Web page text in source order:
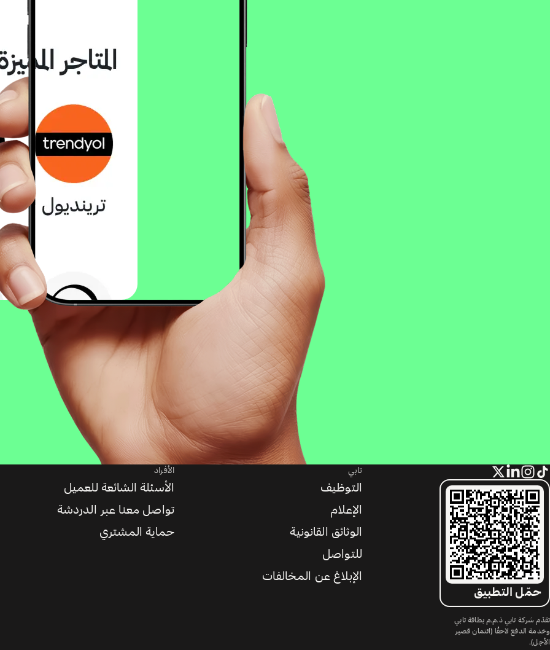
حمّل التطبيق
تقدّم شركة تابي ذ.م.م بطاقة تابي
وخدمة الدفع لاحقًا (ائتمان قصير
الأجل).
تابي
التوظيف
الإعلام
الوثائق القانونية
للتواصل
الإبلاغ عن المخالفات
الأفراد
الأسئلة الشائعة للعميل
تواصل معنا عبر الدردشة
حماية المشتري